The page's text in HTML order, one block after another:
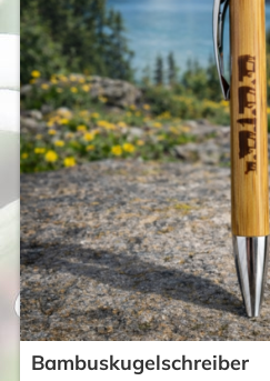
Bambuskugelschreiber